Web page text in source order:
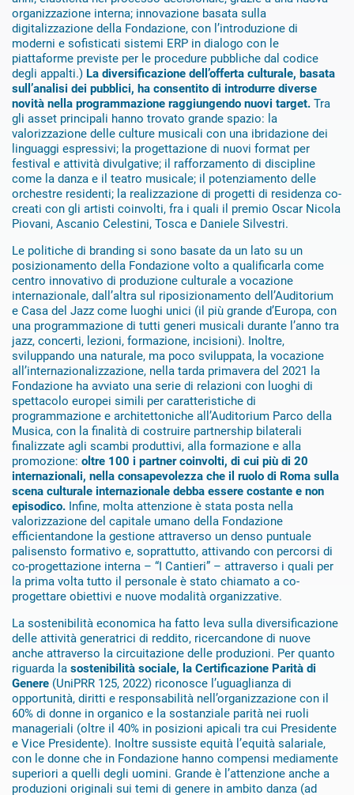
organizzazione interna; innovazione basata sulla
digitalizzazione della Fondazione, con l’introduzione di
moderni e sofisticati sistemi ERP in dialogo con le
piattaforme previste per le procedure pubbliche dal codice
degli appalti.) La diversificazione dell’offerta culturale, basata
sull’analisi dei pubblici, ha consentito di introdurre diverse
novità nella programmazione raggiungendo nuovi target. Tra
gli asset principali hanno trovato grande spazio: la
valorizzazione delle culture musicali con una ibridazione dei
linguaggi espressivi; la progettazione di nuovi format per
festival e attività divulgative; il rafforzamento di discipline
come la danza e il teatro musicale; il potenziamento delle
orchestre residenti; la realizzazione di progetti di residenza co-
creati con gli artisti coinvolti, fra i quali il premio Oscar Nicola
Piovani, Ascanio Celestini, Tosca e Daniele Silvestri.
Le politiche di branding si sono basate da un lato su un
posizionamento della Fondazione volto a qualificarla come
centro innovativo di produzione culturale a vocazione
internazionale, dall’altra sul riposizionamento dell’Auditorium
e Casa del Jazz come luoghi unici (il più grande d’Europa, con
una programmazione di tutti generi musicali durante l’anno tra
jazz, concerti, lezioni, formazione, incisioni). Inoltre,
sviluppando una naturale, ma poco sviluppata, la vocazione
all’internazionalizzazione, nella tarda primavera del 2021 la
Fondazione ha avviato una serie di relazioni con luoghi di
spettacolo europei simili per caratteristiche di
programmazione e architettoniche all’Auditorium Parco della
Musica, con la finalità di costruire partnership bilaterali
finalizzate agli scambi produttivi, alla formazione e alla
promozione: oltre 100 i partner coinvolti, di cui più di 20
internazionali, nella consapevolezza che il ruolo di Roma sulla
scena culturale internazionale debba essere costante e non
episodico. Infine, molta attenzione è stata posta nella
valorizzazione del capitale umano della Fondazione
efficientandone la gestione attraverso un denso puntuale
palisensto formativo e, soprattutto, attivando con percorsi di
co-progettazione interna – “I Cantieri” – attraverso i quali per
la prima volta tutto il personale è stato chiamato a co-
progettare obiettivi e nuove modalità organizzative.
La sostenibilità economica ha fatto leva sulla diversificazione
delle attività generatrici di reddito, ricercandone di nuove
anche attraverso la circuitazione delle produzioni. Per quanto
riguarda la sostenibilità sociale, la Certificazione Parità di
Genere (UniPRR 125, 2022) riconosce l’uguaglianza di
opportunità, diritti e responsabilità nell’organizzazione con il
60% di donne in organico e la sostanziale parità nei ruoli
manageriali (oltre il 40% in posizioni apicali tra cui Presidente
e Vice Presidente). Inoltre sussiste equità l’equità salariale,
con le donne che in Fondazione hanno compensi mediamente
superiori a quelli degli uomini. Grande è l’attenzione anche a
produzioni originali sui temi di genere in ambito danza (ad